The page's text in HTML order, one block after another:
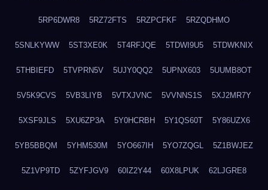
5RP6DWR8 5RZ72FTS 5RZPCFKF 5RZQDHMO
5SNLKYWW 5ST3XE0K 5T4RFJQE 5TDWI9U5 5TDWKNIX
5THBIEFD 5TVPRN5V 5UJY0QQ2 5UPNX603 5UUMB8OT
5V5K9CVS 5VB3LIYB 5VTXJVNC 5VVNNS1S 5XJ2MR7Y
5XSF9JLS 5XU6ZP3A 5Y0HCRBH 5Y1QS60T 5Y86UZX6
5YB5BBQM 5YHM530M 5YO667IH 5YO7ZQGL 5Z1BWJEZ
5Z1VP9TD 5ZYFJGV9 60IZ2Y44 60X8LPUK 62LJGRE8